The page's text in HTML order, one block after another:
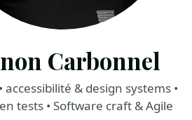
Carbonnel
accessibilité & design systems •
tests • Software craft & Agile